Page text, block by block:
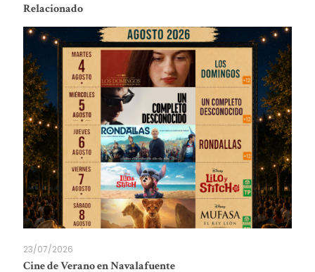
Relacionado
23/07/2026
Cine de Verano en Navalafuente